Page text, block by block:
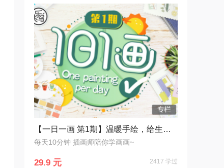
【一日一画 第1期】温暖手绘，给生活写一封情书
每天10分钟 插画师陪你学画画~
29.9 元 2417 学过